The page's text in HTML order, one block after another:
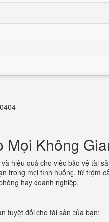
Mọi Không
hiệu quả cho việc bảo vệ tài
trong mọi tình huống, từ trộm
hay doanh nghiệp.
tuyệt đối cho tài sản của bạn: